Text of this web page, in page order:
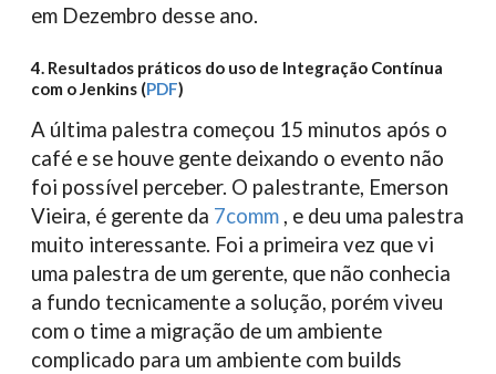
em Dezembro desse ano.
4. Resultados práticos do uso de Integração Contínua
com o Jenkins (PDF)
A última palestra começou 15 minutos após o
café e se houve gente deixando o evento não
foi possível perceber. O palestrante, Emerson
Vieira, é gerente da 7comm, e deu uma palestra
muito interessante. Foi a primeira vez que vi
uma palestra de um gerente, que não conhecia
a fundo tecnicamente a solução, porém viveu
com o time a migração de um ambiente
complicado para um ambiente com builds